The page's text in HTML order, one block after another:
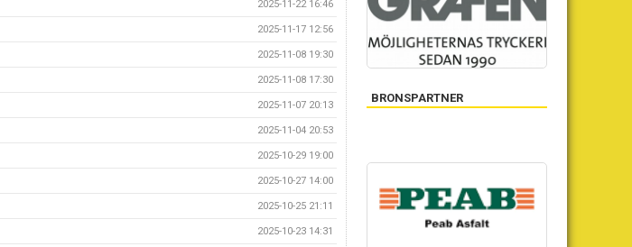
2025-11-22 16:46
2025-11-17 12:56
2025-11-08 19:30
2025-11-08 17:30
2025-11-07 20:13
2025-11-04 20:53
2025-10-29 19:00
2025-10-27 14:00
2025-10-25 21:11
2025-10-23 14:31
BRONSPARTNER